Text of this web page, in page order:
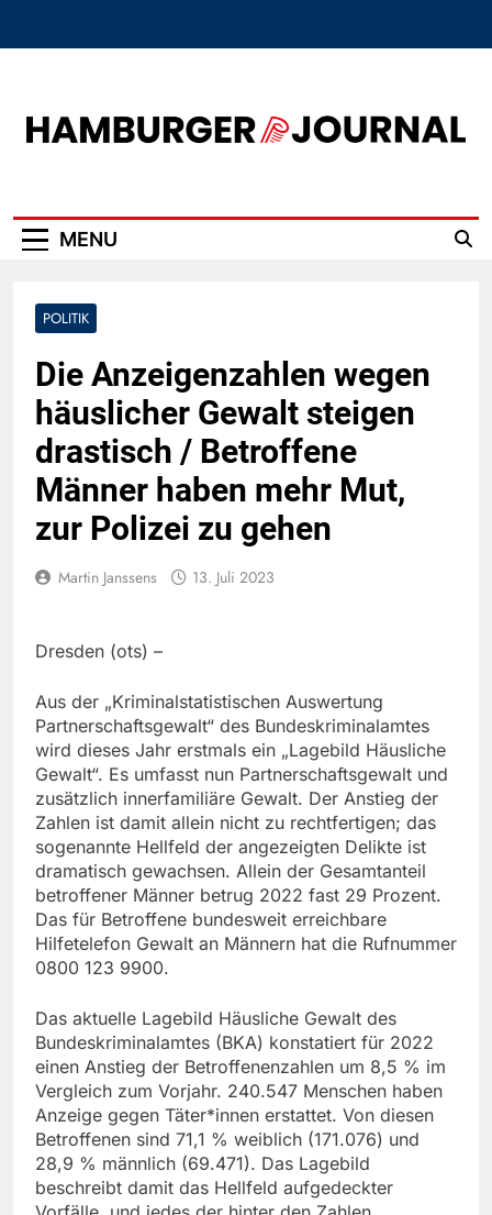
MENU
POLITIK
Die Anzeigenzahlen wegen
häuslicher Gewalt steigen
drastisch / Betroffene
Männer haben mehr Mut,
zur Polizei zu gehen
Martin Janssens 13. Juli 2023
Dresden (ots) –
Aus der „Kriminalstatistischen Auswertung
Partnerschaftsgewalt“ des Bundeskriminalamtes
wird dieses Jahr erstmals ein „Lagebild Häusliche
Gewalt“. Es umfasst nun Partnerschaftsgewalt und
zusätzlich innerfamiliäre Gewalt. Der Anstieg der
Zahlen ist damit allein nicht zu rechtfertigen; das
sogenannte Hellfeld der angezeigten Delikte ist
dramatisch gewachsen. Allein der Gesamtanteil
betroffener Männer betrug 2022 fast 29 Prozent.
Das für Betroffene bundesweit erreichbare
Hilfetelefon Gewalt an Männern hat die Rufnummer
0800 123 9900.
Das aktuelle Lagebild Häusliche Gewalt des
Bundeskriminalamtes (BKA) konstatiert für 2022
einen Anstieg der Betroffenenzahlen um 8,5 % im
Vergleich zum Vorjahr. 240.547 Menschen haben
Anzeige gegen Täter*innen erstattet. Von diesen
Betroffenen sind 71,1 % weiblich (171.076) und
28,9 % männlich (69.471). Das Lagebild
beschreibt damit das Hellfeld aufgedeckter